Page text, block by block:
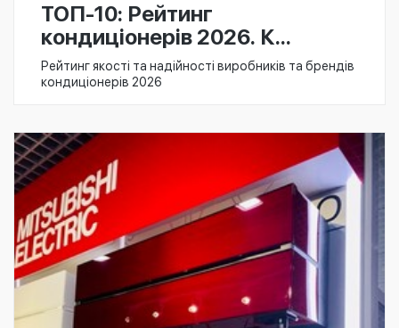
ТОП-10: Рейтинг
кондиціонерів 2026. К...
Рейтинг якості та надійності виробників та брендів
кондиціонерів 2026